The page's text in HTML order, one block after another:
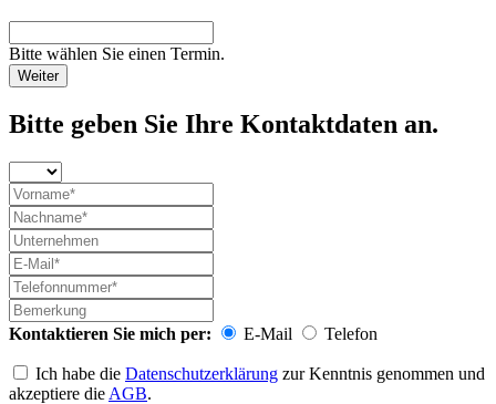
Bitte wählen Sie einen Termin.
Weiter
Bitte geben Sie Ihre Kontaktdaten an.
Kontaktieren Sie mich per: E-Mail Telefon
Ich habe die Datenschutzerklärung zur Kenntnis genommen und
akzeptiere die AGB.